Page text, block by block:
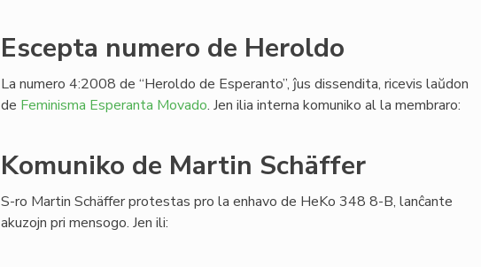
Escepta numero de Heroldo
La numero 4:2008 de “Heroldo de Esperanto”, ĵus dissendita, ricevis laŭdon
de Feminisma Esperanta Movado. Jen ilia interna komuniko al la membraro:
Komuniko de Martin Schäffer
S-ro Martin Schäffer protestas pro la enhavo de HeKo 348 8-B, lanĉante
akuzojn pri mensogo. Jen ili: